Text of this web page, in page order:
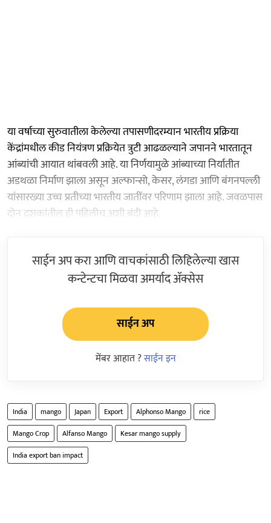
या वर्षाच्या सुरुवातीला केलेल्या तपासणीदरम्यान भारतीय प्रक्रिया
केंद्रांमधील कीड नियंत्रण प्रक्रियेत त्रुटी आढळल्याने जपानने भारतातून
आंब्यांची आयात थांबवली आहे. या निर्णयामुळे आंब्याच्या निर्यातीत
अडथळा निर्माण झाला असून अल्फान्सो, केसर, लंगडा आणि बंगनपल्ली
यांसारख्या उच्च प्रतीच्या भारतीय जातींवर परिणाम झाला आहे. जवळपास
दोन दशकांतील ही पहिलीच अशी बंदी आहे.
साईन अप करा आणि वाचकांसाठी लिहिलेल्या खास
कन्टेन्टचा मिळवा अमर्याद ॲक्सेस
साईन अप
मेंबर आहात ?साईन इन
India mango Japan Export Alphonso Mango
rice
Mango Crop
Alfanso Mango
Kesar mango supply
India export ban impact